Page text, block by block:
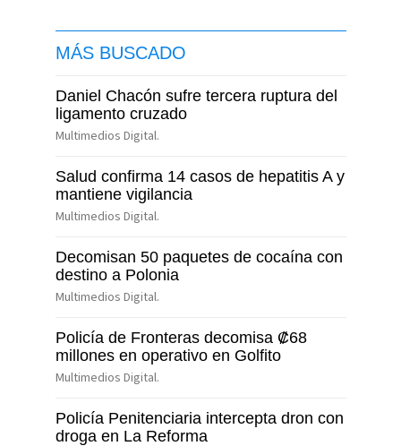
MÁS BUSCADO
Daniel Chacón sufre tercera ruptura del
ligamento cruzado
Multimedios Digital.
Salud confirma 14 casos de hepatitis A y
mantiene vigilancia
Multimedios Digital.
Decomisan 50 paquetes de cocaína con
destino a Polonia
Multimedios Digital.
Policía de Fronteras decomisa ₡68
millones en operativo en Golfito
Multimedios Digital.
Policía Penitenciaria intercepta dron con
droga en La Reforma